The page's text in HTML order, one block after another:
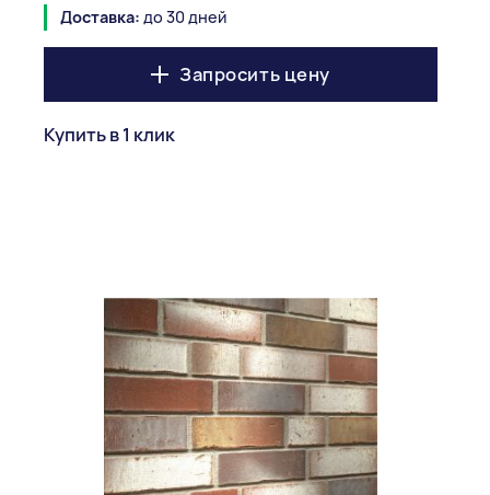
Доставка: до 30 дней
Запросить цену
Купить в 1 клик